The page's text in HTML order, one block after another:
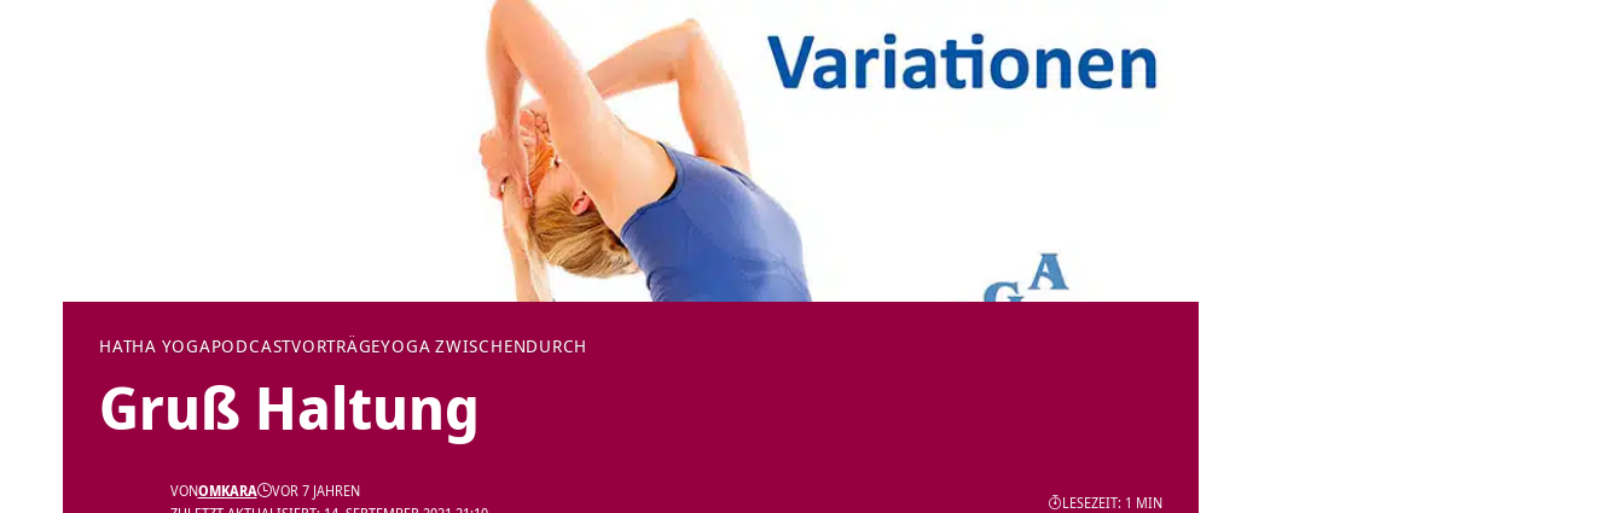
HATHA YOGAPODCASTVORTRÄGEYOGA ZWISCHENDURCH
Gruß Haltung
VONOMKARA VOR 7 JAHREN
LESEZEIT: 1 MIN